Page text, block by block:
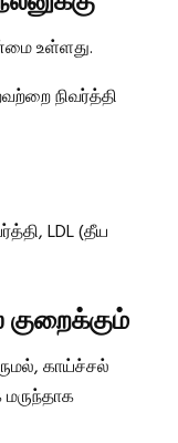
உள்ளது.
நிவர்த்தி
LDL (தீய
குறைக்கும்
காய்ச்சல்